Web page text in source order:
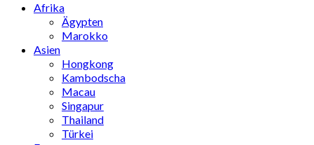
Afrika
Ägypten
Marokko
Asien
Hongkong
Kambodscha
Macau
Singapur
Thailand
Türkei